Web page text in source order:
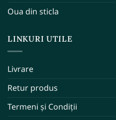
Oua din sticla
LINKURI UTILE
Livrare
Retur produs
Termeni și Condiții